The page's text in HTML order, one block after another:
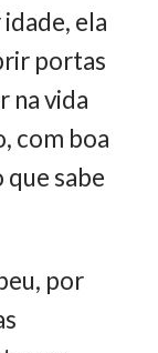
ela
portas
na vida
com boa
sabe
por